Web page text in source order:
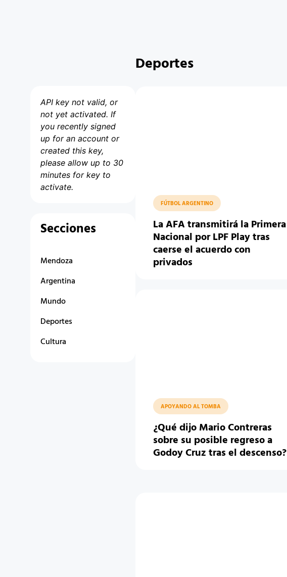
API key not valid, or
not yet activated. If
you recently signed
up for an account or
created this key,
please allow up to 30
minutes for key to
activate.
Secciones
Mendoza
Argentina
Mundo
Deportes
Cultura
Deportes
FÚTBOL ARGENTINO
La AFA transmitirá la Primera
Nacional por LPF Play tras
caerse el acuerdo con
privados
APOYANDO AL TOMBA
¿Qué dijo Mario Contreras
sobre su posible regreso a
Godoy Cruz tras el descenso?